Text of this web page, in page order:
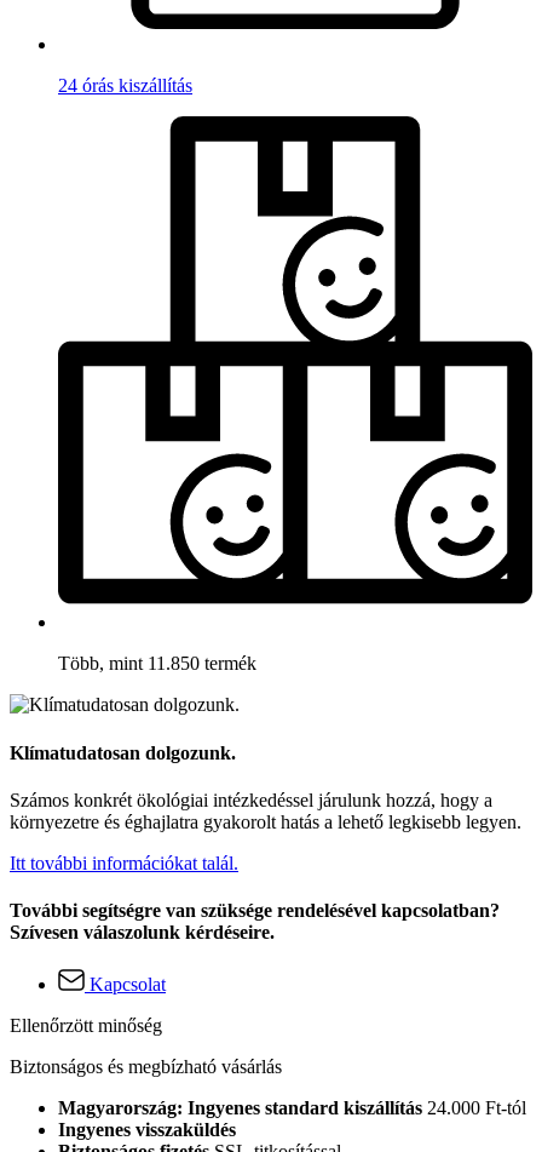
24 órás kiszállítás
Több, mint 11.850 termék
Klímatudatosan dolgozunk.
Számos konkrét ökológiai intézkedéssel járulunk hozzá, hogy a
környezetre és éghajlatra gyakorolt hatás a lehető legkisebb legyen.
Itt további információkat talál.
További segítségre van szüksége rendelésével kapcsolatban?
Szívesen válaszolunk kérdéseire.
Kapcsolat
Ellenőrzött minőség
Biztonságos és megbízható vásárlás
Magyarország: Ingyenes standard kiszállítás 24.000 Ft-tól
Ingyenes visszaküldés